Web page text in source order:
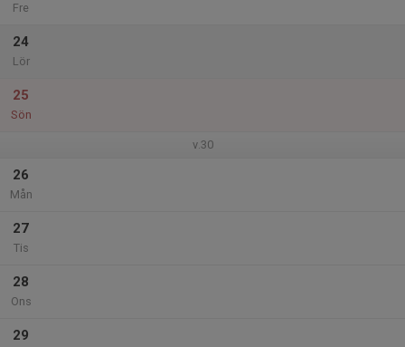
Fre
24
Lör
25
Sön
v.30
26
Mån
27
Tis
28
Ons
29